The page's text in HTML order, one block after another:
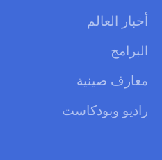
أخبار العالم
البرامج
معارف صينية
راديو وبودكاست